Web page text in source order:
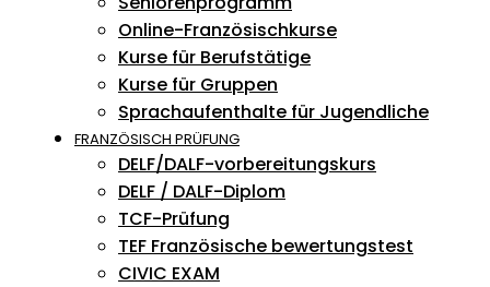
Online-Französischkurse
Kurse für Berufstätige
Kurse für Gruppen
Sprachaufenthalte für Jugendliche
FRANZÖSISCH PRÜFUNG
DELF/DALF-vorbereitungskurs
DELF / DALF-Diplom
TCF-Prüfung
TEF Französische bewertungstest
CIVIC EXAM